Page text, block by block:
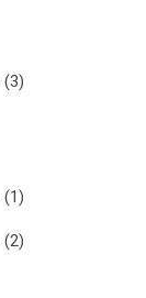
(3)
(1)
(2)